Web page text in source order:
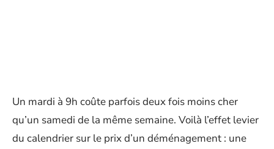
Un mardi à 9h coûte parfois deux fois moins cher
qu’un samedi de la même semaine. Voilà l’effet levier
du calendrier sur le prix d’un déménagement : une